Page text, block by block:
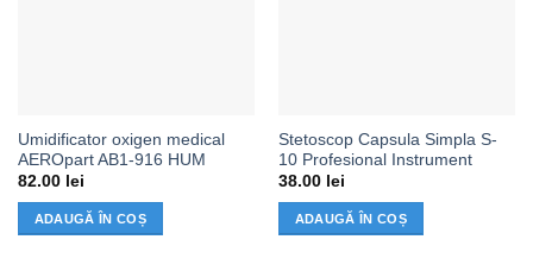
Umidificator oxigen medical
AEROpart AB1-916 HUM
82.00 lei
ADAUGĂ ÎN COȘ
Stetoscop Capsula Simpla S-
10 Profesional Instrument
38.00 lei
ADAUGĂ ÎN COȘ